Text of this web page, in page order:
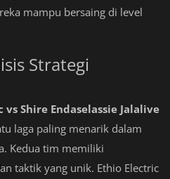
mampu bersaing di level
Strategi
vs Shire Endaselassie Jalalive
laga paling menarik dalam
Kedua tim memiliki
taktik yang unik. Ethio Electric